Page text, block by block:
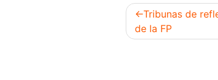
Tribunas de
de la FP